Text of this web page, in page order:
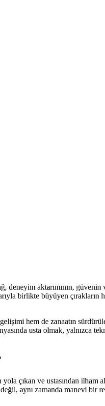
aktarımının, güvenin
birlikte büyüyen
hem de zanaatın
usta olmak, yalnızca
çıkan ve ustasından ilham
aynı zamanda manevi bir